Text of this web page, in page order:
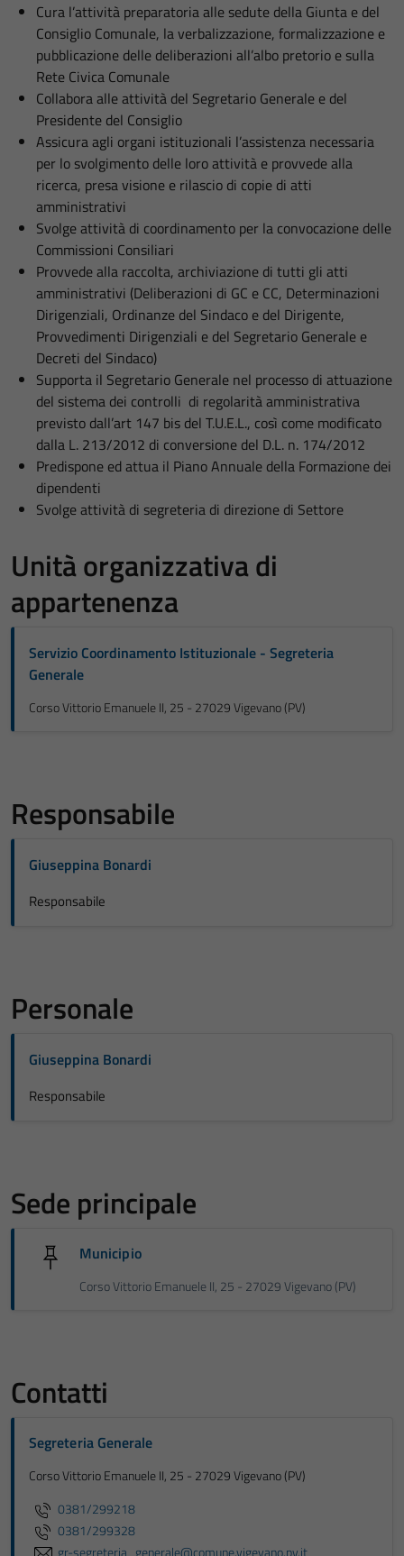
Cura l’attività preparatoria alle sedute della Giunta e del
Consiglio Comunale, la verbalizzazione, formalizzazione e
pubblicazione delle deliberazioni all’albo pretorio e sulla
Rete Civica Comunale
Collabora alle attività del Segretario Generale e del
Presidente del Consiglio
Assicura agli organi istituzionali l’assistenza necessaria
per lo svolgimento delle loro attività e provvede alla
ricerca, presa visione e rilascio di copie di atti
amministrativi
Svolge attività di coordinamento per la convocazione delle
Commissioni Consiliari
Provvede alla raccolta, archiviazione di tutti gli atti
amministrativi (Deliberazioni di GC e CC, Determinazioni
Dirigenziali, Ordinanze del Sindaco e del Dirigente,
Provvedimenti Dirigenziali e del Segretario Generale e
Decreti del Sindaco)
Supporta il Segretario Generale nel processo di attuazione
del sistema dei controlli di regolarità amministrativa
previsto dall’art 147 bis del T.U.E.L., così come modificato
dalla L. 213/2012 di conversione del D.L. n. 174/2012
Predispone ed attua il Piano Annuale della Formazione dei
dipendenti
Svolge attività di segreteria di direzione di Settore
Unità organizzativa di
appartenenza
Servizio Coordinamento Istituzionale - Segreteria
Generale
Corso Vittorio Emanuele II, 25 - 27029 Vigevano (PV)
Responsabile
Giuseppina Bonardi
Responsabile
Personale
Giuseppina Bonardi
Responsabile
Sede principale
Municipio
Corso Vittorio Emanuele II, 25 - 27029 Vigevano (PV)
Contatti
Segreteria Generale
Corso Vittorio Emanuele II, 25 - 27029 Vigevano (PV)
0381/299218
0381/299328
gr-segreteria_generale@comune.vigevano.pv.it